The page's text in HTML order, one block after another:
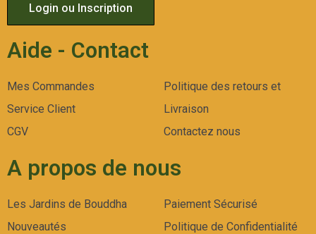
Login ou Inscription
Aide - Contact
Mes Commandes
Service Client
CGV
Politique des retours et
Livraison
Contactez nous
A propos de nous
Les Jardins de Bouddha
Nouveautés
Paiement Sécurisé
Politique de Confidentialité